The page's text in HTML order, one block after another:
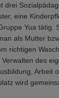
drei
eine
Yua tätig.
als Mutter
richtigen
des
Arbeit
wird